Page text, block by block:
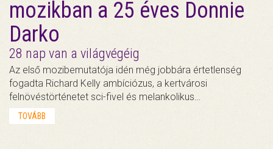
mozikban a 25 éves Donnie
Darko
28 nap van a világvégéig
Az első mozibemutatója idén még jobbára értetlenség
fogadta Richard Kelly ambíciózus, a kertvárosi
felnövéstörténetet sci-fivel és melankolikus…
TOVÁBB